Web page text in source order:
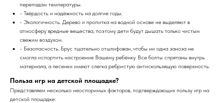
перепадам температуры.
- Твёрдость и надёжность на долгие годы.
- Экологичность. Дерево и пропитка на водной основе не выделяют в
атмосферу вредные вещества, поэтому дети будут дышать только чистым
свежим воздухом.
- Безопасность. Брус тщательно отшлифован, чтобы ни одна заноза не
смогла испортить настроение Вашему ребёнку. Все болты спрятаны внутрь
материала, а лесенки имеют слегка ребристую антискользящую поверхность.
Польза игр на детской площадке?
Представляем несколько неоспоримых факторов, подтверждающих пользу игр на
детской площадке: